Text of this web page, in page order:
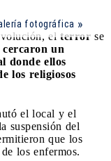
fotográfica
el terror se
un
donde ellos
los religiosos
el local y el
suspensión del
que los
los enfermos.